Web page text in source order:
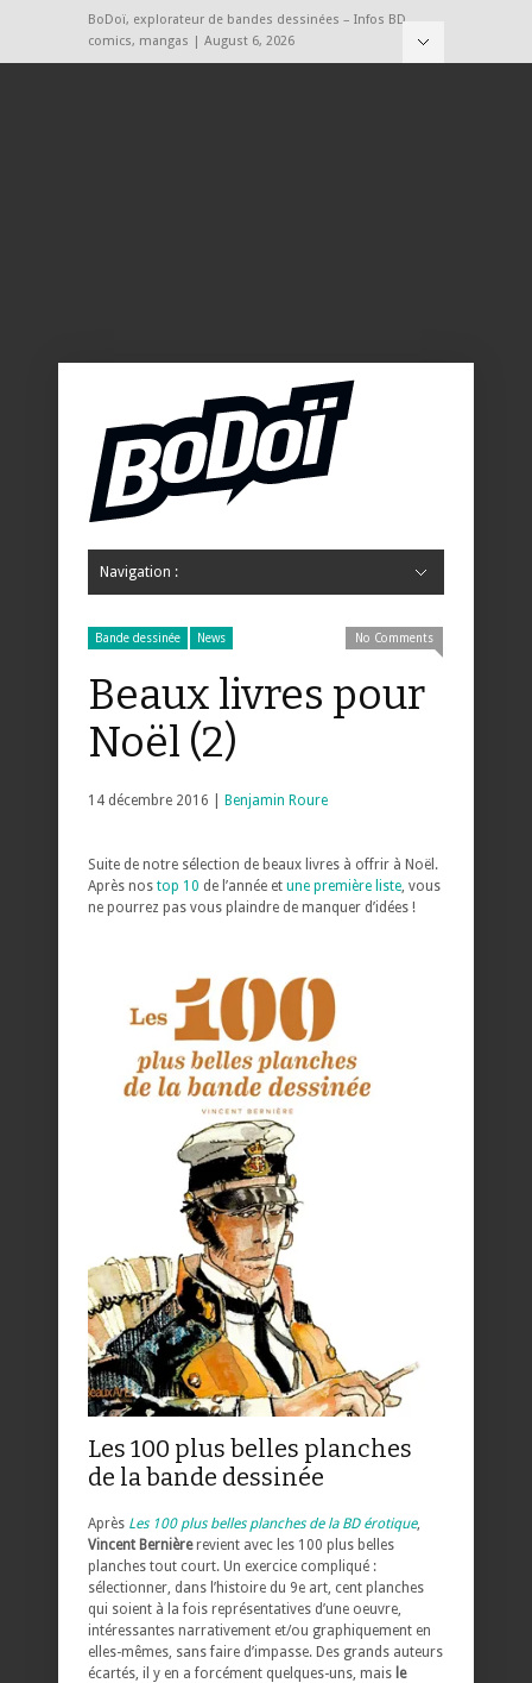
BoDoï, explorateur de bandes dessinées – Infos BD,
comics, mangas | August 6, 2026
Navigation :
Bande dessinée News No Comments
Beaux livres pour
Noël (2)
14 décembre 2016 | Benjamin Roure
Suite de notre sélection de beaux livres à offrir à Noël.
Après nos top 10 de l’année et une première liste , vous
ne pourrez pas vous plaindre de manquer d’idées !
Les 100 plus belles planches
de la bande dessinée
Après Les 100 plus belles planches de la BD érotique,
Vincent Bernièrerevient avec les 100 plus belles
planches tout court. Un exercice compliqué :
sélectionner, dans l’histoire du 9e art, cent planches
qui soient à la fois représentatives d’une oeuvre,
intéressantes narrativement et/ou graphiquement en
elles-mêmes, sans faire d’impasse. Des grands auteurs
écartés, il y en a forcément quelques-uns, mais le